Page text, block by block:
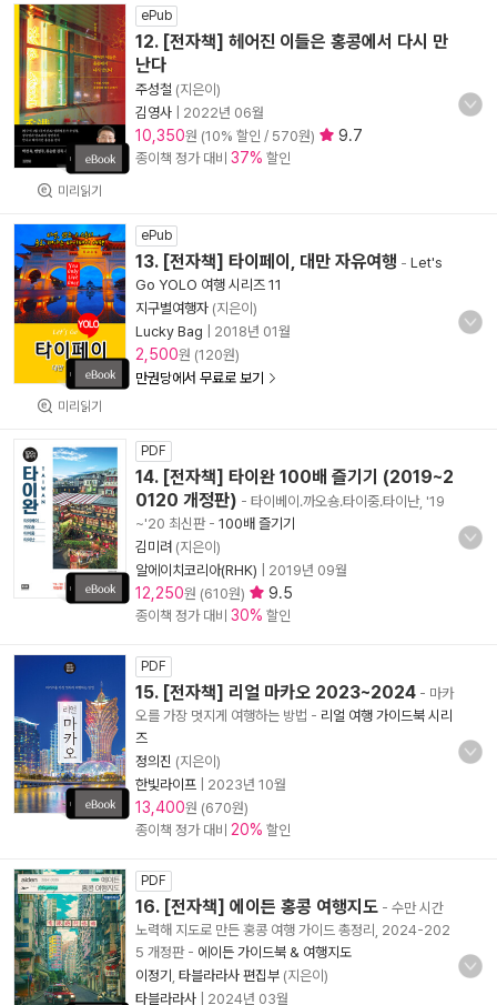
미리읽기
ePub
12. [전자책] 헤어진 이들은 홍콩에서 다시 만
난다
주성철 (지은이)
김영사
2022년 06월
10,350원 (10% 할인 / 570원) 9.7
종이책 정가 대비 37% 할인
미리읽기
ePub
13. [전자책] 타이페이, 대만 자유여행 - Let's
Go YOLO 여행 시리즈 11
지구별여행자 (지은이)
Lucky Bag
2018년 01월
2,500원 (120원)
만권당에서 무료로 보기
PDF
14. [전자책] 타이완 100배 즐기기 (2019~2
0120 개정판) - 타이베이.까오숑.타이중.타이난, '19
~'20 최신판- 100배 즐기기
김미려 (지은이)
알에이치코리아(RHK)
2019년 09월
12,250원 (610원) 9.5
종이책 정가 대비 30% 할인
PDF
15. [전자책] 리얼 마카오 2023~2024 - 마카
오를 가장 멋지게 여행하는 방법 - 리얼 여행 가이드북 시리
즈
정의진 (지은이)
한빛라이프
2023년 10월
13,400원 (670원)
종이책 정가 대비 20% 할인
PDF
16. [전자책] 에이든 홍콩 여행지도 - 수만 시간
노력해 지도로 만든 홍콩 여행 가이드 총정리, 2024-202
5 개정판- 에이든 가이드북 & 여행지도
이정기
타블라라사 편집부 (지은이)
타블라라사
2024년 03월